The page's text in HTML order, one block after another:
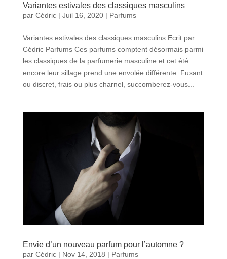
Variantes estivales des classiques masculins
par Cédric| Juil 16, 2020| Parfums
Variantes estivales des classiques masculins Ecrit par
Cédric Parfums Ces parfums comptent désormais parmi
les classiques de la parfumerie masculine et cet été
encore leur sillage prend une envolée différente. Fusant
ou discret, frais ou plus charnel, succomberez-vous...
Envie d’un nouveau parfum pour l’automne ?
par Cédric| Nov 14, 2018 | Parfums